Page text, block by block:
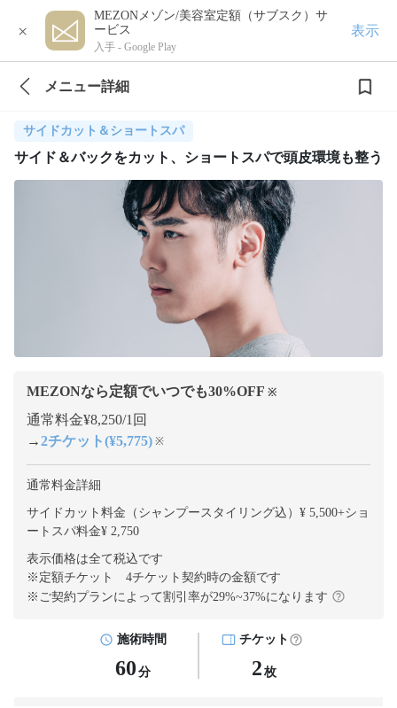
×
MEZONメゾン/美容室定額（サブスク）サ
ービス
入手 - Google Play
表示
メニュー詳細
サイドカット＆ショートスパ
サイド＆バックをカット、ショートスパで頭皮環境も整う
MEZONなら定額でいつでも30%OFF ※
通常料金¥8,250/1回
→2チケット(¥5,775) ※
通常料金詳細
サイドカット料金（シャンプースタイリング込）¥ 5,500+ショ
ートスパ料金¥ 2,750
表示価格は全て税込です
※定額チケット 4チケット契約時の金額です
※ご契約プランによって割引率が29%~37%になります
施術時間
60 分
チケット
2 枚